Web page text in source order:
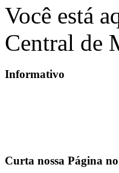
Você está
Central de
Informativo
Curta nossa Página